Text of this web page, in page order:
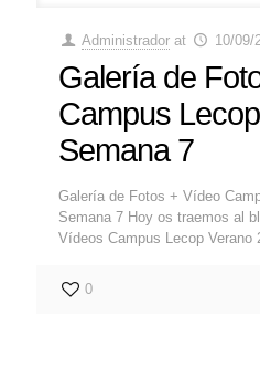
Administrador at 10/09/
Galería de
Campus
Semana 7
Galería de Fotos + Vídeo
Semana 7 Hoy os traemos al
Vídeos Campus Lecop Verano
0